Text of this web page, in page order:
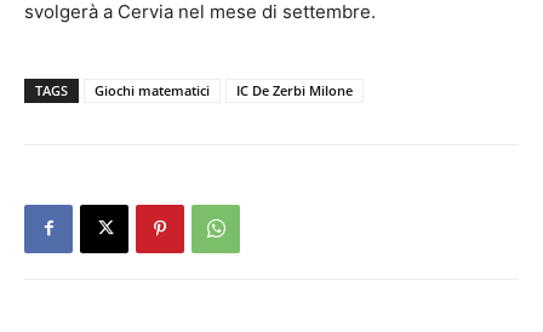
svolgerà a Cervia nel mese di settembre.
TAGS Giochi matematici IC De Zerbi Milone